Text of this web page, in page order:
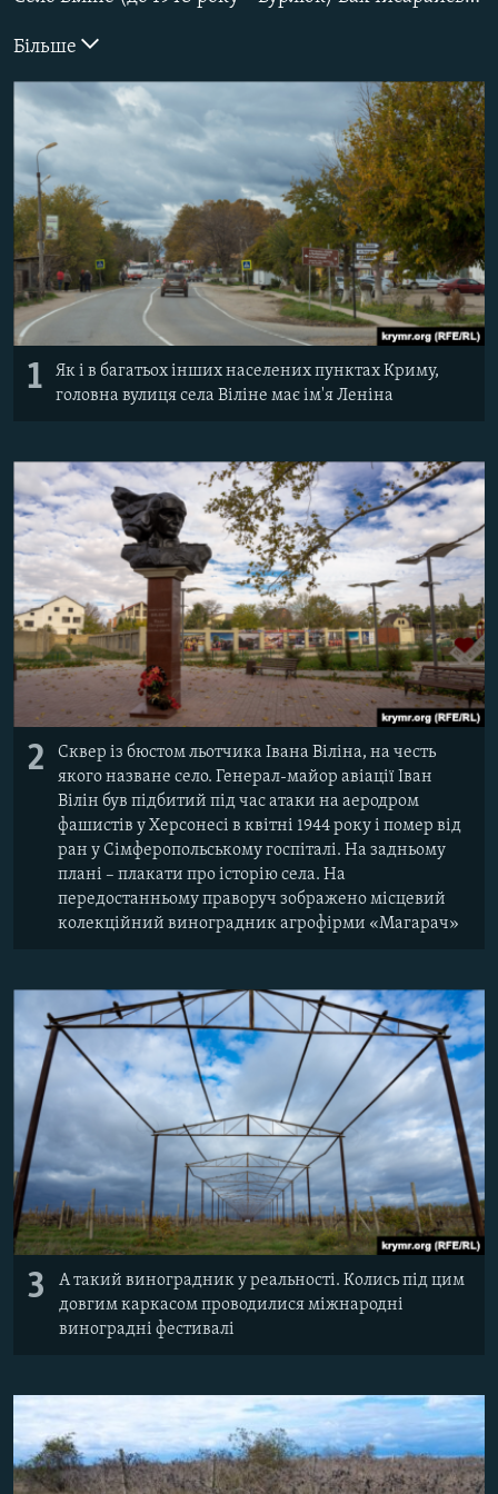
УКРАЇНСЬКА ПРОБЛЕМА КРИМУ
ІНФОГРАФІКА
Русский
Qırımtatar
ДОЛУЧАЙСЯ!
Усі сайти RFE/RL
Більше
1
Як і в багатьох інших населених пунктах Криму,
головна вулиця села Віліне має ім'я Леніна
2
Сквер із бюстом льотчика Івана Віліна, на честь
якого назване село. Генерал-майор авіації Іван
Вілін був підбитий під час атаки на аеродром
фашистів у Херсонесі в квітні 1944 року і помер від
ран у Сімферопольському госпіталі. На задньому
плані – плакати про історію села. На
передостанньому праворуч зображено місцевий
колекційний виноградник агрофірми «Магарач»
3
А такий виноградник у реальності. Колись під цим
довгим каркасом проводилися міжнародні
виноградні фестивалі